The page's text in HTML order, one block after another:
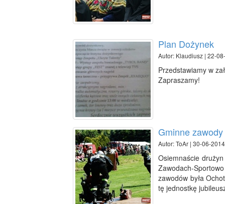
Plan Dożynek
Autor: Klaudiusz | 22-
Przedstawiamy w
Zapraszamy!
Gminne
Autor: ToAr | 30-06-
Osiemnaście
Zawodach-
zawodów była
tę jednostkę